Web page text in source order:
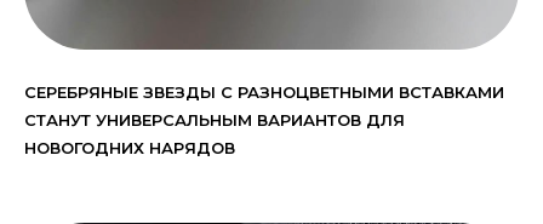
СЕРЕБРЯНЫЕ ЗВЕЗДЫ С РАЗНОЦВЕТНЫМИ ВСТАВКАМИ
СТАНУТ УНИВЕРСАЛЬНЫМ ВАРИАНТОВ ДЛЯ
НОВОГОДНИХ НАРЯДОВ